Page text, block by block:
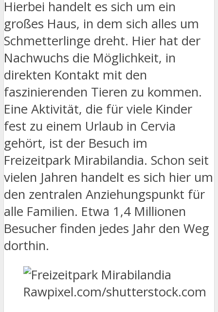
Hierbei handelt es sich um ein
großes Haus, in dem sich alles um
Schmetterlinge dreht. Hier hat der
Nachwuchs die Möglichkeit, in
direkten Kontakt mit den
faszinierenden Tieren zu kommen.
Eine Aktivität, die für viele Kinder
fest zu einem Urlaub in Cervia
gehört, ist der Besuch im
Freizeitpark Mirabilandia. Schon seit
vielen Jahren handelt es sich hier um
den zentralen Anziehungspunkt für
alle Familien. Etwa 1,4 Millionen
Besucher finden jedes Jahr den Weg
dorthin.
Rawpixel.com/shutterstock.com